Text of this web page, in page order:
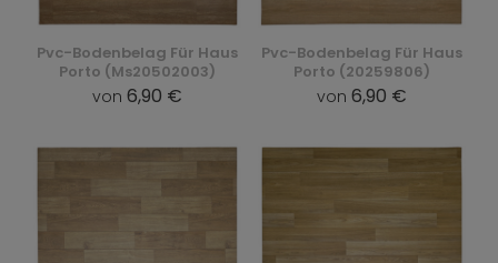
Pvc-Bodenbelag Für Haus
Porto (Ms20502003)
von 6,90 €
Pvc-Bodenbelag Für Haus
Porto (20259806)
von 6,90 €